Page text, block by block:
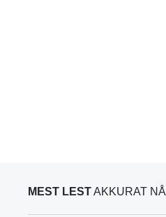
MEST LESTAKKURAT NÅ